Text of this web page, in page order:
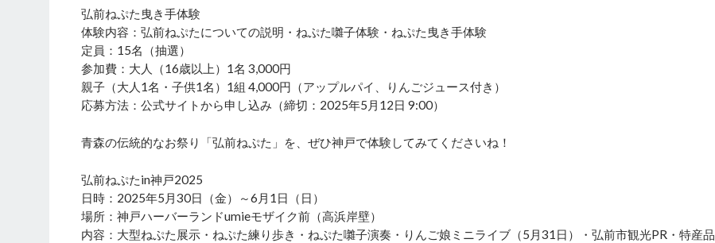
弘前ねぷた曳き手体験
体験内容：弘前ねぷたについての説明・ねぷた囃子体験・ねぷた曳き手体験
定員：15名（抽選）
参加費：大人（16歳以上）1名 3,000円
親子（大人1名・子供1名）1組 4,000円（アップルパイ、りんごジュース付き）
応募方法：公式サイトから申し込み（締切：2025年5月12日 9:00）
青森の伝統的なお祭り「弘前ねぷた」を、ぜひ神戸で体験してみてくださいね！
弘前ねぷたin神戸2025
日時：2025年5月30日（金）～6月1日（日）
場所：神戸ハーバーランドumieモザイク前（高浜岸壁）
内容：大型ねぷた展示・ねぷた練り歩き・ねぷた囃子演奏・りんご娘ミニライブ（5月31日）・弘前市観光PR・特産品